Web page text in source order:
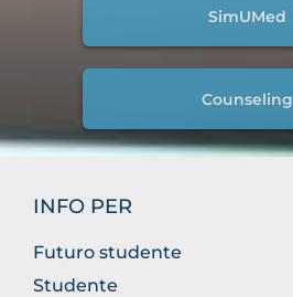
SimUMed
Counseling
INFO PER
Futuro studente
Studente